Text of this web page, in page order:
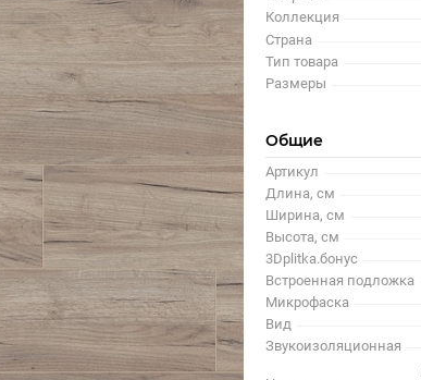
Коллекция
Страна
Тип товара
Размеры
Общие
Артикул
Длина, см
Ширина, см
Высота, см
3Dplitka.бонус
Встроенная подложка
Микрофаска
Вид
Звукоизоляционная